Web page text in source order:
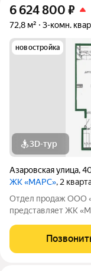
6 624 800 ₽
72,8 м² 3-комн.
новостройка
3D-тур
Азаровская улица,
ЖК «МАРС», 2
Отдел продаж ООО
представляет ЖК
инфраструктура:
общественного